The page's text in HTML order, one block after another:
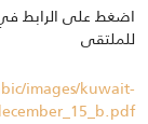
اضغط على الرابط في
للملتقى
images/kuwait-